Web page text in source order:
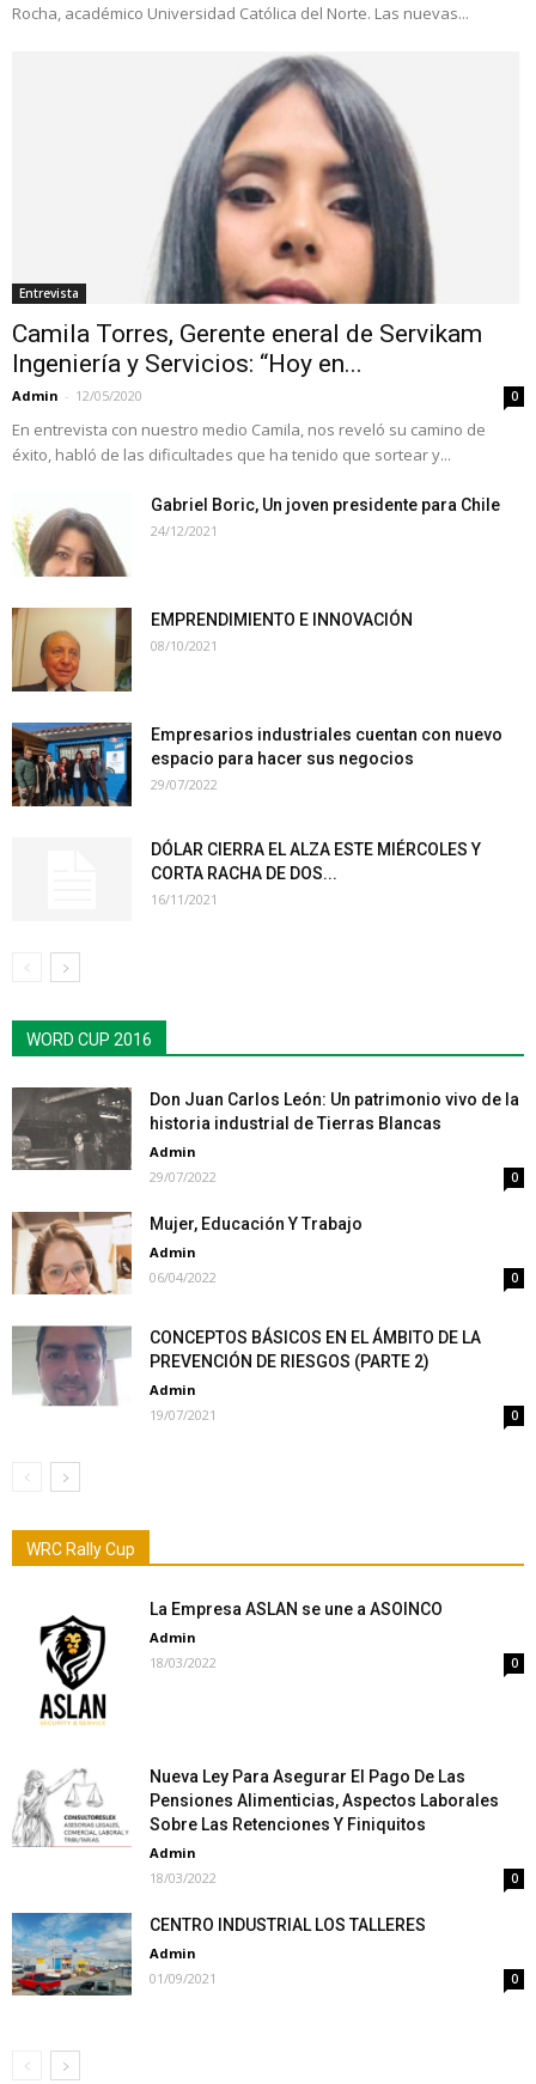
Rocha, académico Universidad Católica del Norte. Las nuevas...
Entrevista
Camila Torres, Gerente eneral de Servikam
Ingeniería y Servicios: “Hoy en...
Admin - 12/05/2020 0
En entrevista con nuestro medio Camila, nos reveló su camino de
éxito, habló de las dificultades que ha tenido que sortear y...
Gabriel Boric, Un joven presidente para Chile
24/12/2021
EMPRENDIMIENTO E INNOVACIÓN
08/10/2021
Empresarios industriales cuentan con nuevo
espacio para hacer sus negocios
29/07/2022
DÓLAR CIERRA EL ALZA ESTE MIÉRCOLES Y
CORTA RACHA DE DOS...
16/11/2021
WORD CUP 2016
Don Juan Carlos León: Un patrimonio vivo de la
historia industrial de Tierras Blancas
Admin
29/07/2022
0
Mujer, Educación Y Trabajo
Admin
06/04/2022
0
CONCEPTOS BÁSICOS EN EL ÁMBITO DE LA
PREVENCIÓN DE RIESGOS (PARTE 2)
Admin
19/07/2021
0
WRC Rally Cup
La Empresa ASLAN se une a ASOINCO
Admin
18/03/2022
0
Nueva Ley Para Asegurar El Pago De Las
Pensiones Alimenticias, Aspectos Laborales
Sobre Las Retenciones Y Finiquitos
Admin
18/03/2022
0
CENTRO INDUSTRIAL LOS TALLERES
Admin
01/09/2021
0